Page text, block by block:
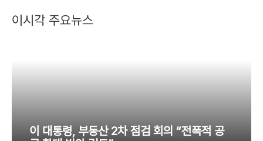
이시각 주요뉴스
이 대통령, 부동산 2차 점검 회의 “전폭적 공